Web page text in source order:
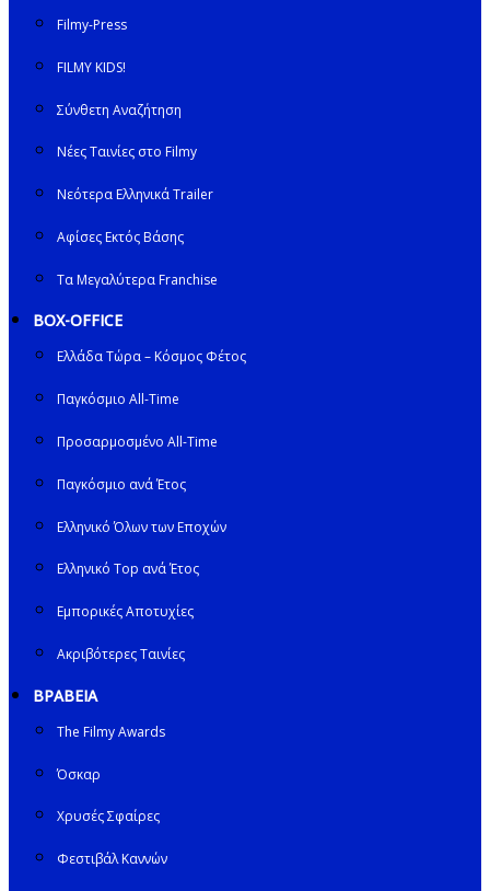
Filmy-Press
FILMY KIDS!
Σύνθετη Αναζήτηση
Νέες Ταινίες στο Filmy
Νεότερα Ελληνικά Trailer
Αφίσες Εκτός Βάσης
Τα Μεγαλύτερα Franchise
BOX-OFFICE
Ελλάδα Τώρα – Κόσμος Φέτος
Παγκόσμιο All-Time
Προσαρμοσμένο All-Time
Παγκόσμιο ανά Έτος
Ελληνικό Όλων των Εποχών
Ελληνικό Top ανά Έτος
Εμπορικές Αποτυχίες
Ακριβότερες Ταινίες
ΒΡΑΒΕΙΑ
The Filmy Awards
Όσκαρ
Χρυσές Σφαίρες
Φεστιβάλ Καννών